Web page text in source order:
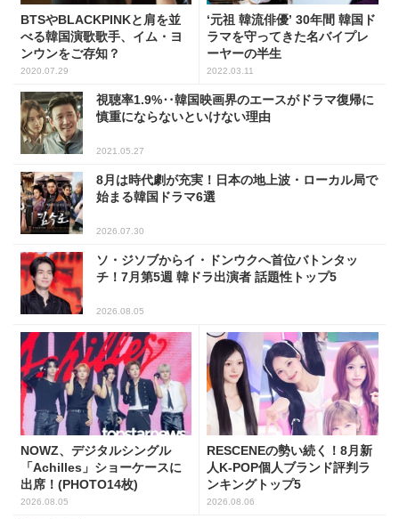
BTSやBLACKPINKと肩を並
べる韓国演歌歌手、イム・ヨ
ンウンをご存知？
2020.07.29
‘元祖 韓流俳優’ 30年間 韓国ド
ラマを守ってきた名バイプレ
ーヤーの半生
2022.03.11
視聴率1.9%‥韓国映画界のエースがドラマ復帰に
慎重にならないといけない理由
2021.05.27
8月は時代劇が充実！日本の地上波・ローカル局で
始まる韓国ドラマ6選
2026.07.30
ソ・ジソブからイ・ドンウクへ首位バトンタッ
チ！7月第5週 韓ドラ出演者 話題性トップ5
2026.08.05
NOWZ、デジタルシングル
「Achilles」ショーケースに
出席！(PHOTO14枚)
2026.08.05
RESCENEの勢い続く！8月新
人K-POP個人ブランド評判ラ
ンキングトップ5
2026.08.06